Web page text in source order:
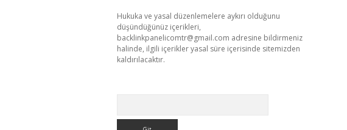
Hukuka ve yasal düzenlemelere aykırı olduğunu
düşündüğünüz içerikleri,
backlinkpanelicomtr@gmail.com adresine bildirmeniz
halinde, ilgili içerikler yasal süre içerisinde sitemizden
kaldırılacaktır.